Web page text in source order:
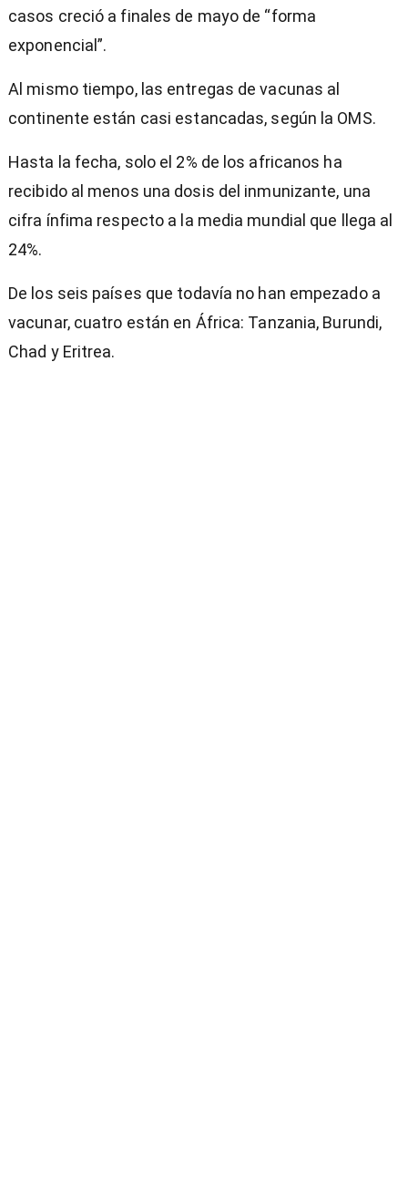
casos creció a finales de mayo de “forma
exponencial”.
Al mismo tiempo, las entregas de vacunas al
continente están casi estancadas, según la OMS.
Hasta la fecha, solo el 2% de los africanos ha
recibido al menos una dosis del inmunizante, una
cifra ínfima respecto a la media mundial que llega al
24%.
De los seis países que todavía no han empezado a
vacunar, cuatro están en África: Tanzania, Burundi,
Chad y Eritrea.